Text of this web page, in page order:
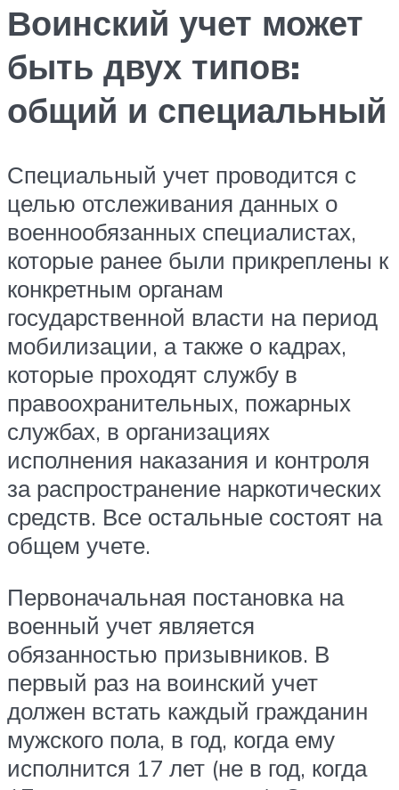
Воинский учет может
быть двух типов:
общий и специальный
Специальный учет проводится с
целью отслеживания данных о
военнообязанных специалистах,
которые ранее были прикреплены к
конкретным органам
государственной власти на период
мобилизации, а также о кадрах,
которые проходят службу в
правоохранительных, пожарных
службах, в организациях
исполнения наказания и контроля
за распространение наркотических
средств. Все остальные состоят на
общем учете.
Первоначальная постановка на
военный учет является
обязанностью призывников. В
первый раз на воинский учет
должен встать каждый гражданин
мужского пола, в год, когда ему
исполнится 17 лет (не в год, когда